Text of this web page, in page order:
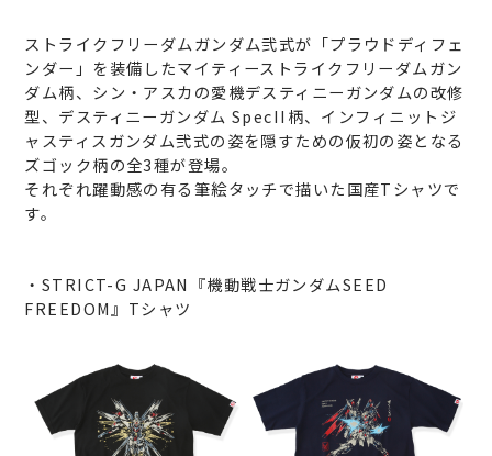
ストライクフリーダムガンダム弐式が「プラウドディフェ
ンダー」を装備したマイティーストライクフリーダムガン
ダム柄、シン・アスカの愛機デスティニーガンダムの改修
型、デスティニーガンダム SpecII柄、インフィニットジ
ャスティスガンダム弐式の姿を隠すための仮初の姿となる
ズゴック柄の全3種が登場。
それぞれ躍動感の有る筆絵タッチで描いた国産Tシャツで
す。
・STRICT-G JAPAN『機動戦士ガンダムSEED
FREEDOM』Tシャツ